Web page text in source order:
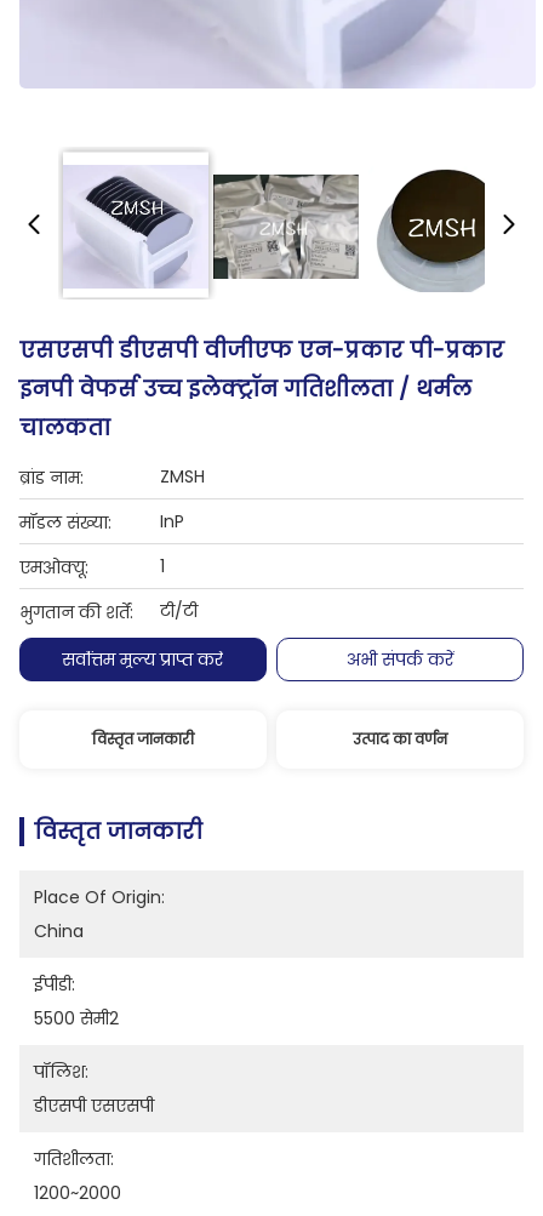
एसएसपी डीएसपी वीजीएफ एन-प्रकार पी-प्रकार
इनपी वेफर्स उच्च इलेक्ट्रॉन गतिशीलता / थर्मल
चालकता
ब्रांड नाम:
ZMSH
मॉडल संख्या:
InP
एमओक्यू:
1
भुगतान की शर्तें:
टी/टी
सर्वोत्तम मूल्य प्राप्त करें
अभी संपर्क करें
विस्तृत जानकारी उत्पाद का वर्णन
विस्तृत जानकारी
Place Of Origin:
China
ईपीडी:
5500 सेमी2
पॉलिश:
डीएसपी एसएसपी
गतिशीलता:
1200~2000